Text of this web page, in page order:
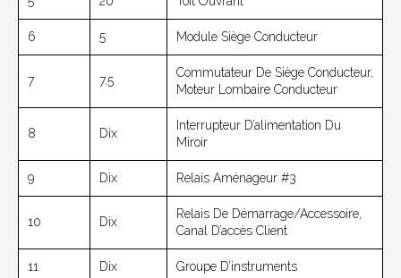
6 5 Module Siège Conducteur
7 7.5
Commutateur De Siège Conducteur,
Moteur Lombaire Conducteur
8 Dix
Interrupteur D’alimentation Du
Miroir
9 Dix Relais Aménageur #3
10 Dix
Relais De Démarrage/accessoire,
Canal D’accès Client
11 Dix Groupe D’instruments